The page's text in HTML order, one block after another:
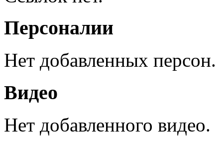
Персоналии
Нет добавленных персон.
Видео
Нет добавленного видео.